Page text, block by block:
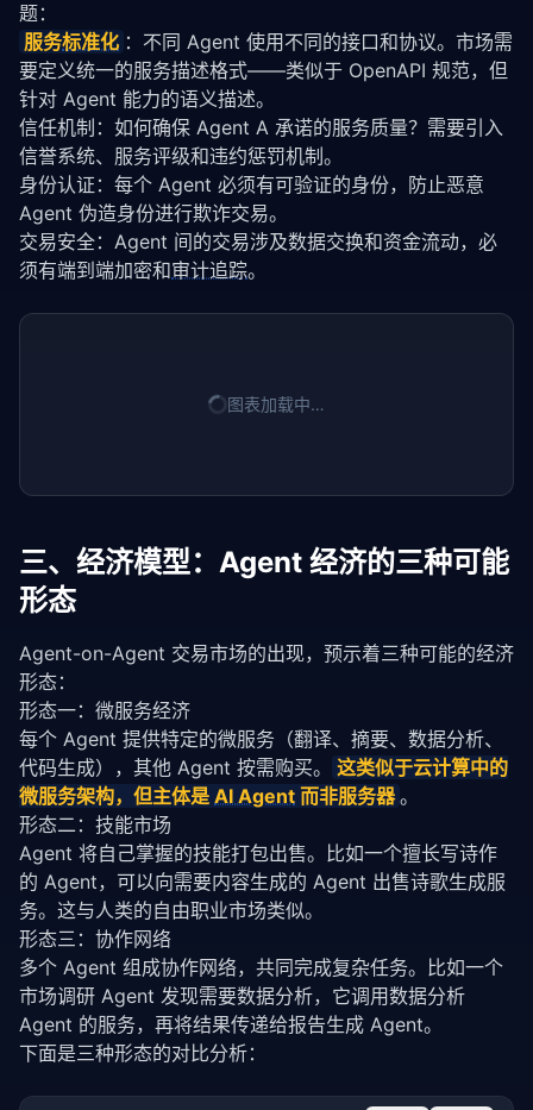
题：
服务标准化 ：不同 Agent 使用不同的接口和协议。市场需
要定义统一的服务描述格式——类似于 OpenAPI 规范，但
针对 Agent 能力的语义描述。
信任机制：如何确保 Agent A 承诺的服务质量？需要引入
信誉系统、服务评级和违约惩罚机制。
身份认证：每个 Agent 必须有可验证的身份，防止恶意
Agent 伪造身份进行欺诈交易。
交易安全：Agent 间的交易涉及数据交换和资金流动，必
须有端到端加密和审计追踪。
图表加载中…
三、经济模型：Agent 经济的三种可能
形态
Agent-on-Agent 交易市场的出现，预示着三种可能的经济
形态：
形态一：微服务经济
每个 Agent 提供特定的微服务（翻译、摘要、数据分析、
代码生成），其他 Agent 按需购买。
这类似于云计算中的
微服务架构，但主体是 AI Agent 而非服务器 。
形态二：技能市场
Agent 将自己掌握的技能打包出售。比如一个擅长写诗作
的 Agent，可以向需要内容生成的 Agent 出售诗歌生成服
务。这与人类的自由职业市场类似。
形态三：协作网络
多个 Agent 组成协作网络，共同完成复杂任务。比如一个
市场调研 Agent 发现需要数据分析，它调用数据分析
Agent 的服务，再将结果传递给报告生成 Agent。
下面是三种形态的对比分析：